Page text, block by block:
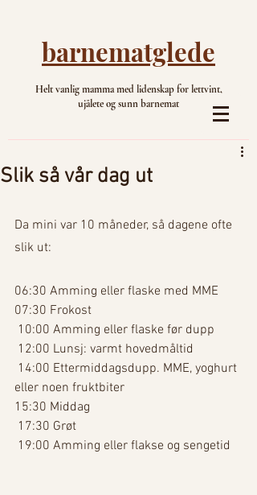
barnematglede
Helt vanlig mamma med lidenskap for lettvint,
ujålete og sunn barnemat
Slik så vår dag ut
Da mini var 10 måneder, så dagene ofte
slik ut:
06:30 Amming eller flaske med MME
07:30 Frokost
10:00 Amming eller flaske før dupp
12:00 Lunsj: varmt hovedmåltid
eller noen fruktbiter
15:30 Middag
17:30 Grøt
19:00 Amming eller flakse og sengetid